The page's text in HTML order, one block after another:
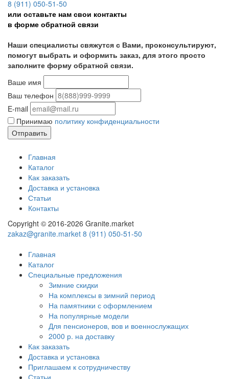
8 (911) 050-51-50
или оставьте нам свои контакты
в форме обратной связи
Наши специалисты свяжутся с Вами, проконсультируют,
помогут выбрать и оформить заказ, для этого просто
заполните форму обратной связи.
Ваше имя
Ваш телефон
E-mail
Принимаю политику конфиденциальности
Главная
Каталог
Как заказать
Доставка и установка
Статьи
Контакты
Copyright © 2016-2026 Granite.market
zakaz@granite.market 8 (911) 050-51-50
Главная
Каталог
Специальные предложения
Зимние скидки
На комплексы в зимний период
На памятники с оформлением
На популярные модели
Для пенсионеров, вов и военнослужащих
2000 р. на доставку
Как заказать
Доставка и установка
Приглашаем к сотрудничеству
Статьи